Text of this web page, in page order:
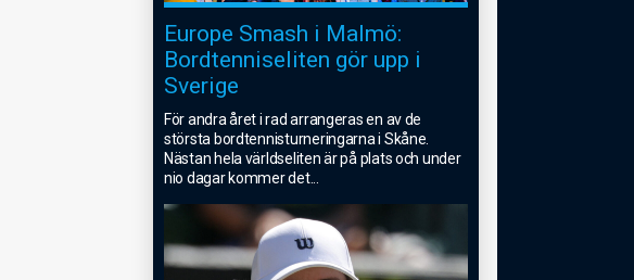
Europe Smash i Malmö:
Bordtenniseliten gör upp i
Sverige
För andra året i rad arrangeras en av de
största bordtennisturneringarna i Skåne.
Nästan hela världseliten är på plats och under
nio dagar kommer det...